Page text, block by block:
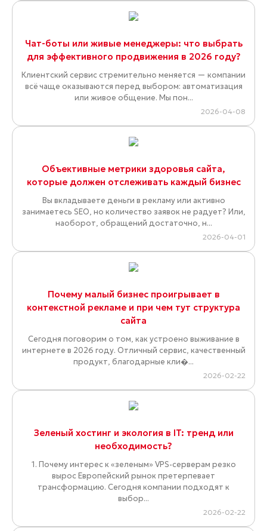
Чат-боты или живые менеджеры: что выбрать
для эффективного продвижения в 2026 году?
Клиентский сервис стремительно меняется — компании
всё чаще оказываются перед выбором: автоматизация
или живое общение. Мы пон...
2026-04-08
Объективные метрики здоровья сайта,
которые должен отслеживать каждый бизнес
Вы вкладываете деньги в рекламу или активно
занимаетесь SEO, но количество заявок не радует? Или,
наоборот, обращений достаточно, н...
2026-04-01
Почему малый бизнес проигрывает в
контекстной рекламе и при чем тут структура
сайта
Сегодня поговорим о том, как устроено выживание в
интернете в 2026 году. Отличный сервис, качественный
продукт, благодарные кли�...
2026-02-22
Зеленый хостинг и экология в IT: тренд или
необходимость?
1. Почему интерес к «зеленым» VPS-серверам резко
вырос Европейский рынок претерпевает
трансформацию. Сегодня компании подходят к
выбор...
2026-02-22